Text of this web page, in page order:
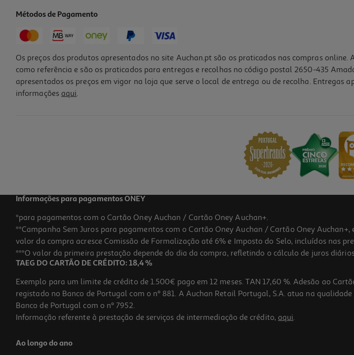
Métodos de Pagamento
Os preços dos produtos apresentados no site Auchan.pt são os praticados nas compras
como referência e são os praticados para entregas e recolhas no código postal 2650-435
apresentados os preços em vigor na loja que serve o local de entrega ou de recolha.
informações aqui.
Informações para pagamentos ONEY
*para pagamentos com o Cartão Oney Auchan / Cartão Oney Auchan+.
**Campanha Sem Juros para pagamentos com o Cartão Oney Auchan / Cartão Oney
valor da compra acresce Comissão de Formalização até 6% e Imposto do Selo, incluídos nas
***O valor da primeira prestação depende do dia da compra, refletindo o cálculo de juros
TAEG DO CARTÃO DE CRÉDITO: 18,4 %
Exemplo para um limite de crédito de 1.500€ pago em 12 meses. TAN 17,60 %. Adesão ao
registado no Banco de Portugal com o nº 881. A Auchan Retail Portugal, S.A. atua na
Banco de Portugal com o nº 7952.
Informação referente à prestação de serviços de intermediação de crédito, aqui.
Ao longo do ano